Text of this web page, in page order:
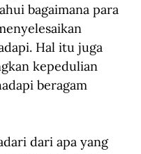
bagaimana para
Hal itu juga
kepedulian
beragam
dari apa yang